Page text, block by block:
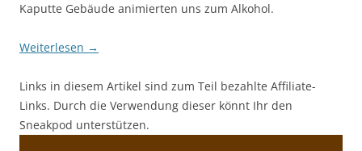
Kaputte Gebäude animierten uns zum Alkohol.
Weiterlesen →
Links in diesem Artikel sind zum Teil bezahlte Affiliate-
Links. Durch die Verwendung dieser könnt Ihr den
Sneakpod unterstützen.